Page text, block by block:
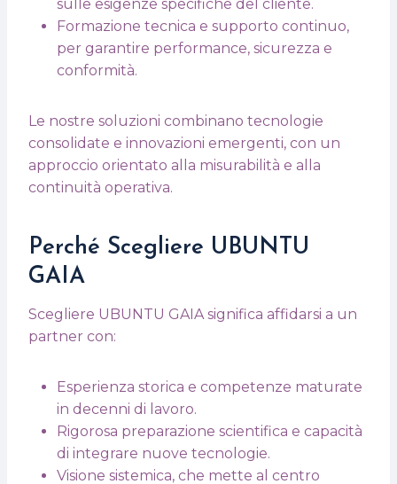
sulle esigenze specifiche del cliente.
Formazione tecnica e supporto continuo,
per garantire performance, sicurezza e
conformità.
Le nostre soluzioni combinano tecnologie
consolidate e innovazioni emergenti, con un
approccio orientato alla misurabilità e alla
continuità operativa.
Perché Scegliere UBUNTU
GAIA
Scegliere UBUNTU GAIA significa affidarsi a un
partner con:
Esperienza storica e competenze maturate
in decenni di lavoro.
Rigorosa preparazione scientifica e capacità
di integrare nuove tecnologie.
Visione sistemica, che mette al centro